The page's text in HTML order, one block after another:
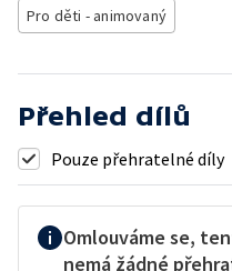
Pro děti - animovaný
Přehled dílů
Pouze přehratelné díly
Omlouváme se,
nemá žádné